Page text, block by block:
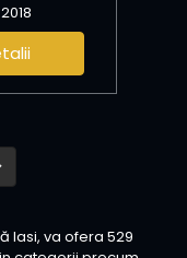
2018
Pagina următoare
Iasi, va ofera 529